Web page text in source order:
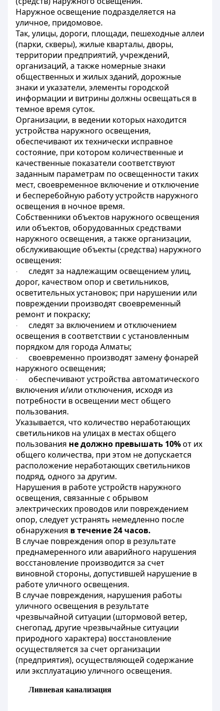
Наружное освещение подразделяется на
уличное, придомовое.
Так, улицы, дороги, площади, пешеходные аллеи
(парки, скверы), жилые кварталы, дворы,
территории предприятий, учреждений,
организаций, а также номерные знаки
общественных и жилых зданий, дорожные
знаки и указатели, элементы городской
информации и витрины должны освещаться в
темное время суток.
Организации, в ведении которых находится
устройства наружного освещения,
обеспечивают их технически исправное
состояние, при котором количественные и
качественные показатели соответствуют
заданным параметрам по освещенности таких
мест, своевременное включение и отключение
и бесперебойную работу устройств наружного
освещения в ночное время.
Собственники объектов наружного освещения
или объектов, оборудованных средствами
наружного освещения, а также организации,
обслуживающие объекты (средства) наружного
освещения:
·
следят за надлежащим освещением улиц,
дорог, качеством опор и светильников,
осветительных установок; при нарушении или
повреждении производят своевременный
ремонт и покраску;
·
следят за включением и отключением
освещения в соответствии с установленным
порядком для города Алматы;
·
своевременно производят замену фонарей
наружного освещения;
·
обеспечивают устройства автоматического
включения и/или отключения, исходя из
потребности в освещении мест общего
пользования.
Указывается, что количество неработающих
светильников на улицах в местах общего
пользования не должно превышать 10%от их
общего количества, при этом не допускается
расположение неработающих светильников
подряд, одного за другим.
Нарушения в работе устройств наружного
освещения, связанные с обрывом
электрических проводов или повреждением
опор, следует устранять немедленно после
обнаружения в течение 24 часов.
В случае повреждения опор в результате
преднамеренного или аварийного нарушения
восстановление производится за счет
виновной стороны, допустившей нарушение в
работе уличного освещения.
В случае повреждения, нарушения работы
уличного освещения в результате
чрезвычайной ситуации (штормовой ветер,
снегопад, другие чрезвычайные ситуации
природного характера) восстановление
осуществляется за счет организации
(предприятия), осуществляющей содержание
или эксплуатацию уличного освещения.
Ливневая канализация